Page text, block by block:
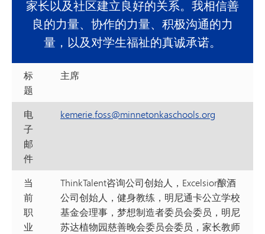
家长以及社区建立良好的关系。我相信善
良的力量、协作的力量、积极沟通的力
量，以及对学生福祉的真诚承诺。
标
题
主席
电
子
邮
件
kemerie.foss@minnetonkaschools.org
当
前
职
业
ThinkTalent咨询公司创始人，Excelsior酿酒
公司创始人，健身教练，明尼通卡公立学校
基金会理事，梦想制造者委员会委员，明尼
苏达植物园慈善晚会委员会委员，家长教师